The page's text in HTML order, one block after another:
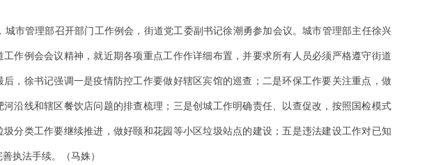
城市管理部召开部门工作例会，街道党工委副书记徐潮勇参加会议。城市管理部主任徐兴
工作例会会议精神，就近期各项重点工作作详细布置，并要求所有人员必须严格遵守街道
后，徐书记强调一是疫情防控工作要做好辖区宾馆的巡查；二是环保工作要关注重点，做
河沿线和辖区餐饮店问题的排查梳理；三是创城工作明确责任、以查促改，按照国检模式
圾分类工作要继续推进，做好颐和花园等小区垃圾站点的建设；五是违法建设工作对已知
执法手续。（马姝）